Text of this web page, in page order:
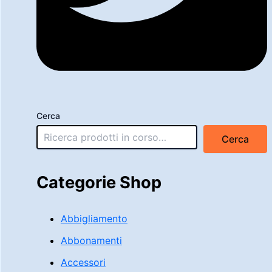
Cerca
Cerca
Categorie Shop
Abbigliamento
Abbonamenti
Accessori